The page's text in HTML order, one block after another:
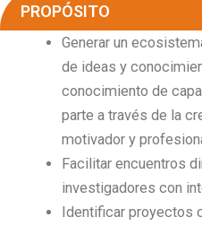
PROPÓSITO
Generar un
de ideas y
conocimiento de
parte a través de la
motivador y
Facilitar encuentros
investigadores con
Identificar proyectos